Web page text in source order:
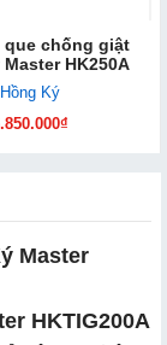
que chống giật
HK250A
Hồng Ký
Master
HKTIG200A